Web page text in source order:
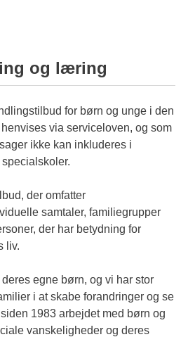
og læring
for børn og unge i den
via serviceloven, og som
ikke kan inkluderes i
der omfatter
samtaler, familiegrupper
der har betydning for
liv.
egne børn, og vi har stor
i at skabe forandringer og se
1983 arbejdet med børn og
vanskeligheder og deres